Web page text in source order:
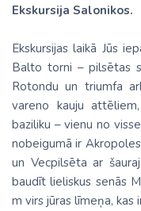
Ekskursija Salonikos.
Ekskursijas laikā Jūs
Balto torni – pilsētas
Rotondu un triumfa
vareno kauju
baziliku – vienu no
nobeigumā ir
un Vecpilsēta ar
baudīt lieliskus senās
m virs jūras līmeņa,